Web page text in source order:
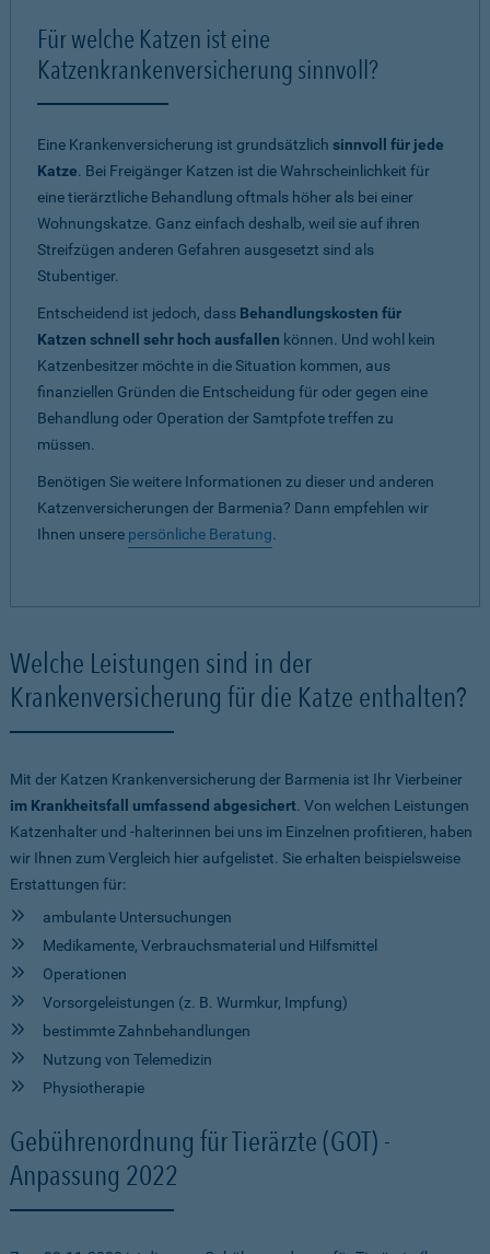
Für welche Katzen ist eine
Katzenkrankenversicherung sinnvoll?
Eine Krankenversicherung ist grundsätzlich sinnvoll für jede
Katze. Bei Freigänger Katzen ist die Wahrscheinlichkeit für
eine tierärztliche Behandlung oftmals höher als bei einer
Wohnungskatze. Ganz einfach deshalb, weil sie auf ihren
Streifzügen anderen Gefahren ausgesetzt sind als
Stubentiger.
Entscheidend ist jedoch, dass Behandlungskosten für
Katzen schnell sehr hoch ausfallen können. Und wohl kein
Katzenbesitzer möchte in die Situation kommen, aus
finanziellen Gründen die Entscheidung für oder gegen eine
Behandlung oder Operation der Samtpfote treffen zu
müssen.
Benötigen Sie weitere Informationen zu dieser und anderen
Katzenversicherungen der Barmenia? Dann empfehlen wir
Ihnen unsere persönliche Beratung.
Welche Leistungen sind in der
Krankenversicherung für die Katze enthalten?
Mit der Katzen Krankenversicherung der Barmenia ist Ihr Vierbeiner
im Krankheitsfall umfassend abgesichert. Von welchen Leistungen
Katzenhalter und -halterinnen bei uns im Einzelnen profitieren, haben
wir Ihnen zum Vergleich hier aufgelistet. Sie erhalten beispielsweise
Erstattungen für:
ambulante Untersuchungen
Medikamente, Verbrauchsmaterial und Hilfsmittel
Operationen
Vorsorgeleistungen (z. B. Wurmkur, Impfung)
bestimmte Zahnbehandlungen
Nutzung von Telemedizin
Physiotherapie
Gebührenordnung für Tierärzte (GOT) -
Anpassung 2022